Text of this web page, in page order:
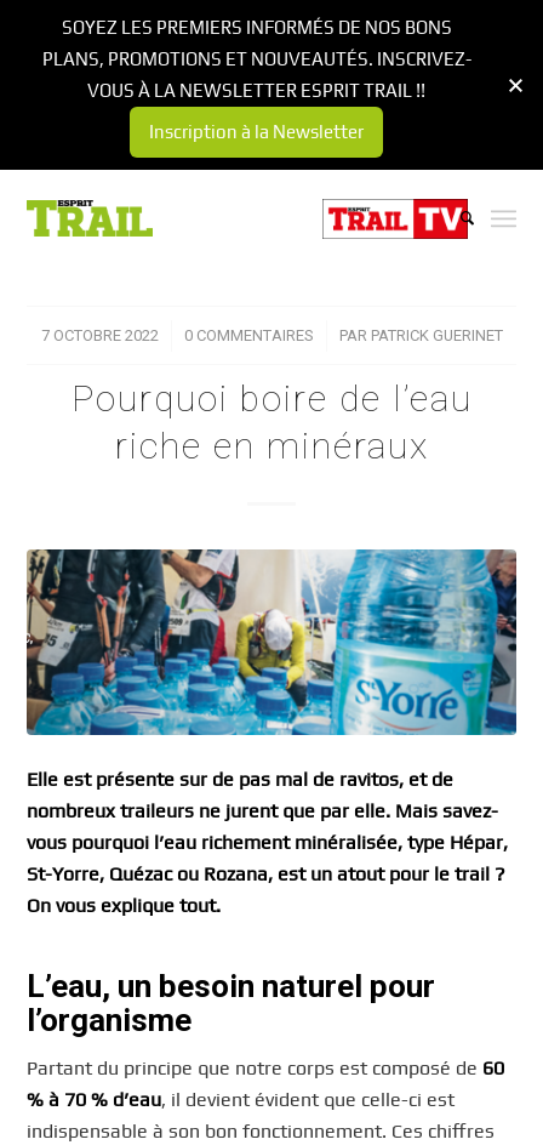
7 OCTOBRE 2022
/ 0 COMMENTAIRES
/ PAR PATRICK GUERINET
Pourquoi boire de l’eau
riche en minéraux
Elle est présente sur de pas mal de ravitos, et de
nombreux traileurs ne jurent que par elle. Mais savez-
vous pourquoi l’eau richement minéralisée, type Hépar,
St-Yorre, Quézac ou Rozana, est un atout pour le trail ?
On vous explique tout.
L’eau, un besoin naturel pour
l’organisme
Partant du principe que notre corps est composé de 60
% à 70 % d’eau, il devient évident que celle-ci est
indispensable à son bon fonctionnement. Ces chiffres
SOYEZ LES PREMIERS INFORMÉS DE NOS BONS
PLANS, PROMOTIONS ET NOUVEAUTÉS. INSCRIVEZ-
VOUS À LA NEWSLETTER ESPRIT TRAIL !!
Inscription à la Newsletter